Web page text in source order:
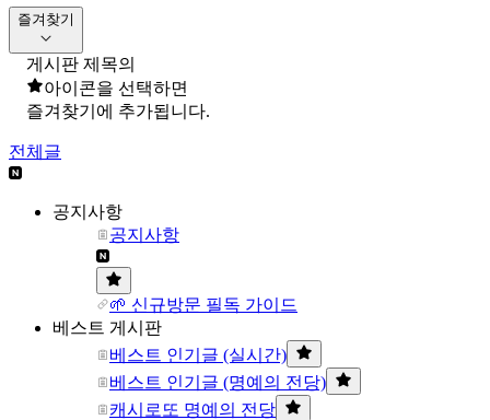
즐겨찾기
게시판 제목의
아이콘을 선택하면
즐겨찾기에 추가됩니다.
전체글
공지사항
공지사항
🌱 신규방문 필독 가이드
베스트 게시판
베스트 인기글 (실시간)
베스트 인기글 (명예의 전당)
캐시로또 명예의 전당